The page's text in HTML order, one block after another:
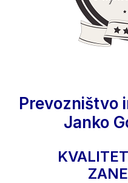
Prevozništvo
Janko